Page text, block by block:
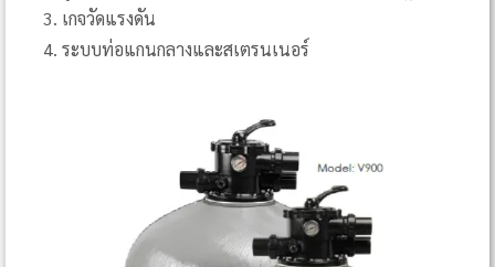
เกจวัดแรงดัน
ระบบท่อแกนกลางและสเตรนเนอร์